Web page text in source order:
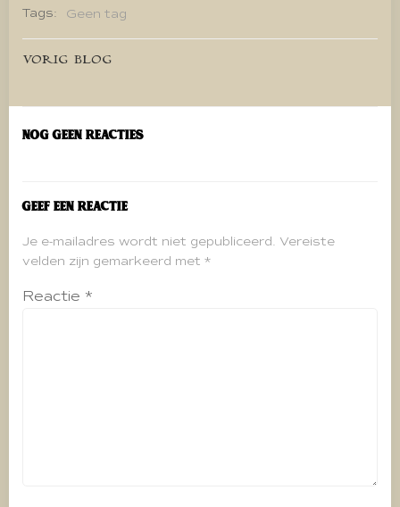
Tags:
Geen tag
Bericht
navigatie
VORIG BLOG
Nog geen reacties
Geef een reactie
Je e-mailadres wordt niet gepubliceerd. Vereiste
velden zijn gemarkeerd met *
Reactie *